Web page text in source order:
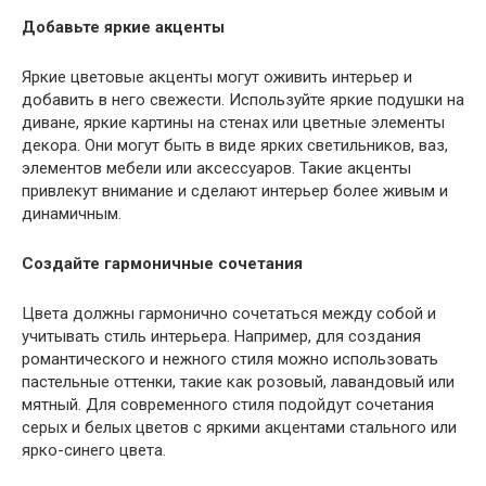
Добавьте яркие акценты
Яркие цветовые акценты могут оживить интерьер и
добавить в него свежести. Используйте яркие подушки на
диване, яркие картины на стенах или цветные элементы
декора. Они могут быть в виде ярких светильников, ваз,
элементов мебели или аксессуаров. Такие акценты
привлекут внимание и сделают интерьер более живым и
динамичным.
Создайте гармоничные сочетания
Цвета должны гармонично сочетаться между собой и
учитывать стиль интерьера. Например, для создания
романтического и нежного стиля можно использовать
пастельные оттенки, такие как розовый, лавандовый или
мятный. Для современного стиля подойдут сочетания
серых и белых цветов с яркими акцентами стального или
ярко-синего цвета.